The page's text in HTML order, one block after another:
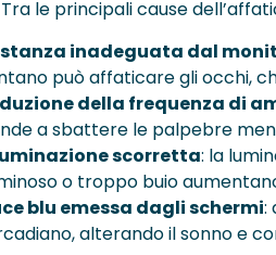
le principali cause
inadeguata dal
può affaticare gli occhi,
della frequenza di
a sbattere le palpebre
scorretta: la
o troppo buio
blu emessa dagli schermi:
alterando il sonno e